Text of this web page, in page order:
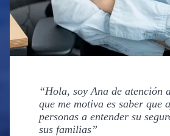
“Hola, soy Ana de atención
que me motiva es saber que
personas a entender su
sus familias”